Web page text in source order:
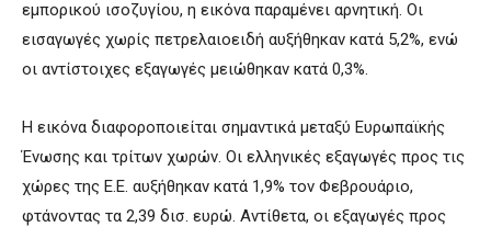
εμπορικού ισοζυγίου, η εικόνα παραμένει αρνητική. Οι
εισαγωγές χωρίς πετρελαιοειδή αυξήθηκαν κατά 5,2%, ενώ
οι αντίστοιχες εξαγωγές μειώθηκαν κατά 0,3%.
Η εικόνα διαφοροποιείται σημαντικά μεταξύ Ευρωπαϊκής
Ένωσης και τρίτων χωρών. Οι ελληνικές εξαγωγές προς τις
χώρες της Ε.Ε. αυξήθηκαν κατά 1,9% τον Φεβρουάριο,
φτάνοντας τα 2,39 δισ. ευρώ. Αντίθετα, οι εξαγωγές προς